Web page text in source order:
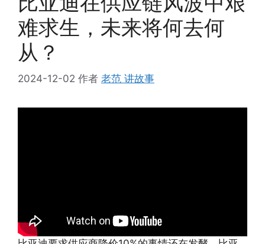
难求生，未来将何去何
从？
2024-12-02 作者 老范 讲故事